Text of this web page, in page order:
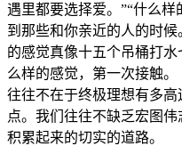
遇里都要选择爱。”“什么
到那些和你亲近的人的时
的感觉真像十五个吊桶打
么样的感觉，第一次接触
往往不在于终极理想有多
点。我们往往不缺乏宏图
积累起来的切实的道路。